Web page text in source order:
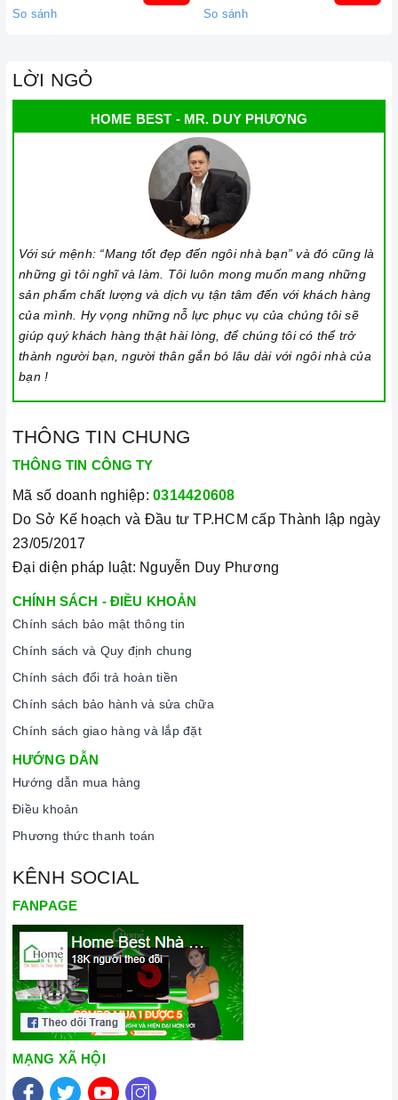
So sánh So sánh
LỜI NGỎ
HOME BEST - MR. DUY PHƯƠNG
Với sứ mệnh: “Mang tốt đẹp đến ngôi nhà bạn” và đó cũng là
những gì tôi nghĩ và làm. Tôi luôn mong muốn mang những
sản phẩm chất lượng và dịch vụ tận tâm đến với khách hàng
của mình. Hy vọng những nỗ lực phục vụ của chúng tôi sẽ
giúp quý khách hàng thật hài lòng, để chúng tôi có thể trở
thành người bạn, người thân gắn bó lâu dài với ngôi nhà của
bạn !
THÔNG TIN CHUNG
THÔNG TIN CÔNG TY
Mã số doanh nghiệp: 0314420608
Do Sở Kế hoạch và Đầu tư TP.HCM cấp Thành lập ngày
23/05/2017
Đại diện pháp luật: Nguyễn Duy Phương
CHÍNH SÁCH - ĐIỀU KHOẢN
Chính sách bảo mật thông tin
Chính sách và Quy định chung
Chính sách đổi trả hoàn tiền
Chính sách bảo hành và sửa chữa
Chính sách giao hàng và lắp đặt
HƯỚNG DẪN
Hướng dẫn mua hàng
Điều khoản
Phương thức thanh toán
KÊNH SOCIAL
FANPAGE
MẠNG XÃ HỘI